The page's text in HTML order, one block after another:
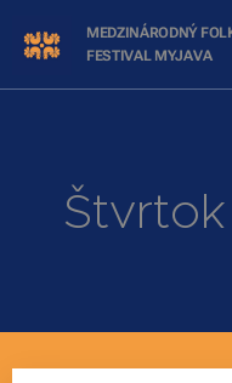
MEDZINÁRODNÝ
FESTIVAL MYJAVA